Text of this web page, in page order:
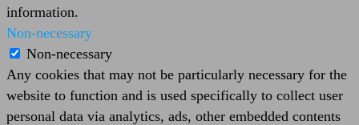
information.
Non-necessary
Non-necessary
Any cookies that may not be particularly necessary for the
website to function and is used specifically to collect user
personal data via analytics, ads, other embedded contents